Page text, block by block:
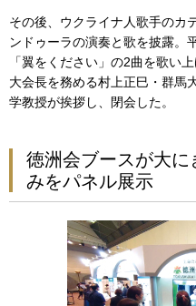
その後、ウクライナ人歌手のカ
ンドゥーラの演奏と歌を披露。
「翼をください」の2曲を歌い
大会長を務める村上正巳・群馬
学教授が挨拶し、閉会した。
徳洲会ブースが大
みをパネル展示